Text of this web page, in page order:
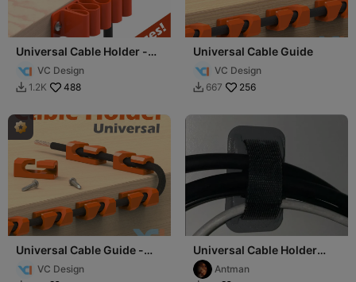
Universal Cable Holder -
V2 VC Design
 1.2K 488
Universal Cable Guide
VC Design
 667 256
Universal Cable Guide -
ScrewVC Design
Universal Cable Holder
with Hook & Loop
Antman